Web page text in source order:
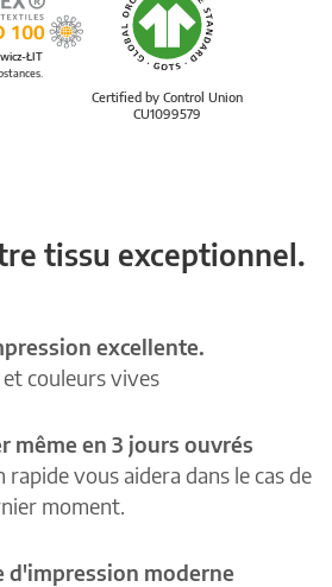
Certified by Control Union
CU1099579
ŁIT
tissu exceptionnel.
excellente.
couleurs vives
même en 3 jours ouvrés
rapide vous aidera dans le cas de
moment.
d'impression moderne